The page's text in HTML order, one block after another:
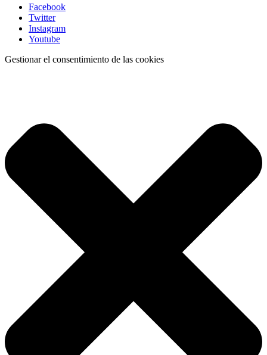
Facebook
Twitter
Instagram
Youtube
Gestionar el consentimiento de las cookies